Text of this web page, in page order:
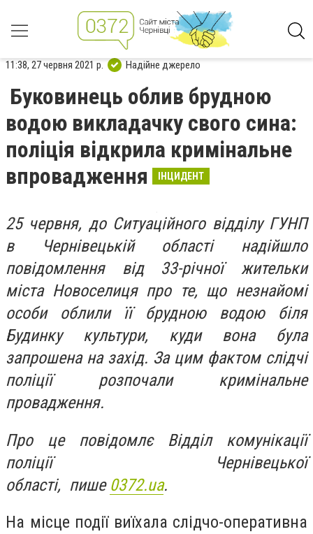
11:38, 27 червня 2021 р. Надійне джерело
Буковинець облив брудною
водою викладачку свого сина:
поліція відкрила кримінальне
впровадження
ІНЦИДЕНТ
25 червня, до Ситуаційного відділу ГУНП
в Чернівецькій області надійшло
повідомлення від 33-річної жительки
міста Новоселиця про те, що незнайомі
особи облили її брудною водою біля
Будинку культури, куди вона була
запрошена на захід. За цим фактом слідчі
поліції розпочали кримінальне
провадження.
Про це повідомлє Відділ комунікації
поліції Чернівецької
області, пише 0372.ua.
На місце події виїхала слідчо-оперативна